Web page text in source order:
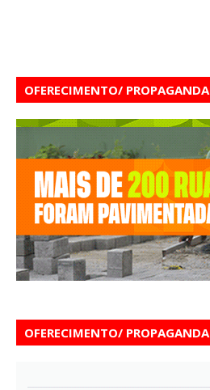
OFERECIMENTO/ PROPAGANDA
OFERECIMENTO/ PROPAGANDA